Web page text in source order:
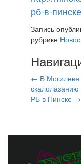
рб-в-пинске
Запись
рубрике
← В
скалолазанию
РБ в Пинске →